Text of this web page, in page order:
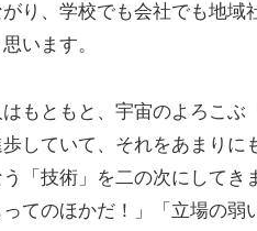
り、学校でも会社でも地
います。
もともと、宇宙のよろこ
していて、それをあまり
「技術」を二の次にして
てのほかだ！」「立場の弱